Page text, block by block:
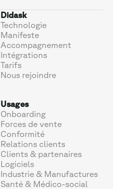
Didask
Technologie
Manifeste
Accompagnement
Intégrations
Tarifs
Nous rejoindre
Usages
Onboarding
Forces de vente
Conformité
Relations clients
Clients & partenaires
Logiciels
Industrie & Manufactures
Santé & Médico-social